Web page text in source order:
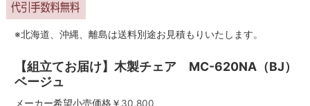
※北海道、沖縄、離島は送料別途お見積もりいたします。
【組立てお届け】木製チェア MC-620NA（BJ）
ベージュ
メーカー希望小売価格￥ 30,800